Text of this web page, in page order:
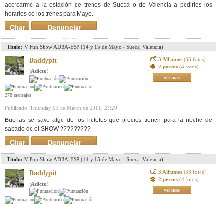
acercarme a la estación de trenes de Sueca o de Valencia a pedirles los
horarios de los trenes para Mayo.
Denunciar
mensaje
Citar
Titulo: V Fun Show ADBA-ESP (14 y 15 de Mayo - Sueca, Valencia)
Daddypit
¡Adicto!
278 mensajes
3 Albumes (33 fotos)
2 perros (4 fotos)
ver mas
Publicado: Thursday 03 de March de 2011, 23:29
Buenas se save algo de los hoteles que precios tienen para la noche de
sabado de el SHOW ?????????
Denunciar
mensaje
Citar
Titulo: V Fun Show ADBA-ESP (14 y 15 de Mayo - Sueca, Valencia)
Daddypit
¡Adicto!
3 Albumes (33 fotos)
2 perros (4 fotos)
ver mas